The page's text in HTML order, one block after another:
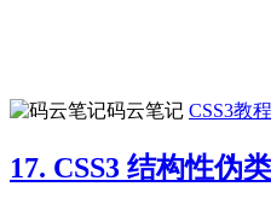
码云笔记 CSS3教程
17. CSS3 结构性伪